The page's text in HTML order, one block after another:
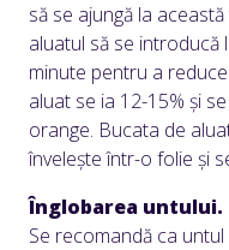
să se ajungă la
aluatul să se
minute pentru a
aluat se ia 12-15% și
orange. Bucata de
învelește într-o folie și
Înglobarea untului.
Se recomandă ca